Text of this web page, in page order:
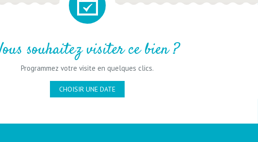
souhaitez visiter ce bien ?
Programmez votre visite en quelques clics.
CHOISIR UNE DATE